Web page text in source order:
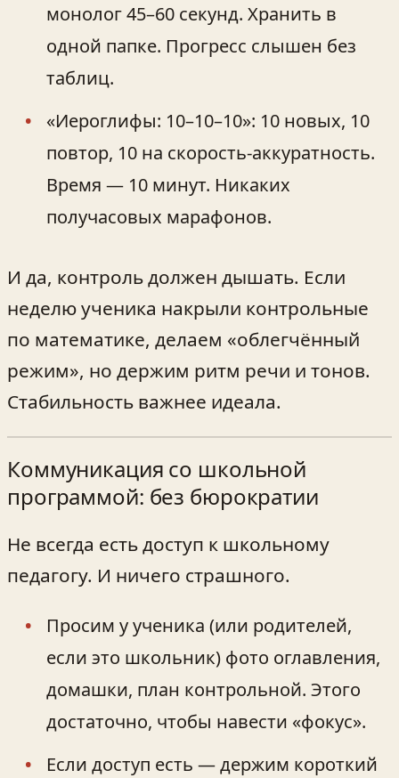
монолог 45–60 секунд. Хранить в
одной папке. Прогресс слышен без
таблиц.
«Иероглифы: 10–10–10»: 10 новых, 10
повтор, 10 на скорость-аккуратность.
Время — 10 минут. Никаких
получасовых марафонов.
И да, контроль должен дышать. Если
неделю ученика накрыли контрольные
по математике, делаем «облегчённый
режим», но держим ритм речи и тонов.
Стабильность важнее идеала.
Коммуникация со школьной
программой: без бюрократии
Не всегда есть доступ к школьному
педагогу. И ничего страшного.
Просим у ученика (или родителей,
если это школьник) фото оглавления,
домашки, план контрольной. Этого
достаточно, чтобы навести «фокус».
Если доступ есть — держим короткий